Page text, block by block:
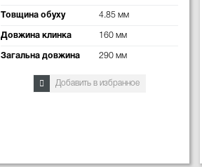
Товщина обуху 4.85 мм
Довжина клинка 160 мм
Загальна довжина 290 мм
Добавить в избранное